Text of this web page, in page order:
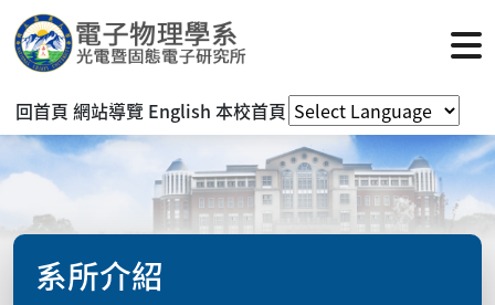
回首頁 網站導覽 English 本校首頁
系所介紹